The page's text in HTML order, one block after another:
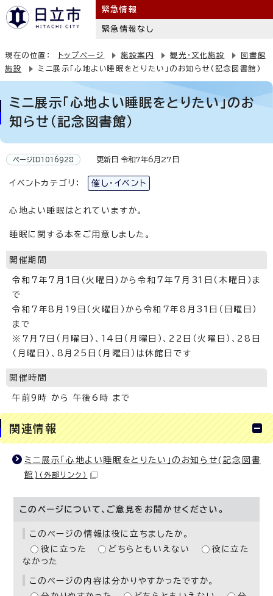
緊急情報
緊急情報なし
現在の位置： トップページ 施設案内 観光・文化施設
図書館
施設
ミニ展示「心地よい睡眠をとりたい」のお知らせ(記念図書館)
ミニ展示「心地よい睡眠をとりたい」のお
知らせ(記念図書館)
ページID1016928 更新日 令和7年6月27日
イベントカテゴリ： 催し・イベント
心地よい睡眠はとれていますか。
睡眠に関する本をご用意しました。
開催期間
令和7年7月1日（火曜日）から令和7年7月31日（木曜日）ま
で
令和7年8月19日（火曜日）から令和7年8月31日（日曜日）
まで
※7月7日（月曜日）、14日（月曜日）、22日（火曜日）、28日
（月曜日）、8月25日（月曜日）は休館日です
開催時間
午前9時 から 午後6時 まで
関連情報
ミニ展示「心地よい睡眠をとりたい」のお知らせ(記念図書
館) （外部リンク）
このページについて、ご意見をお聞かせください。
このページの情報は役に立ちましたか。
役に立った
どちらともいえない
役に立た
なかった
このページの内容は分かりやすかったですか。